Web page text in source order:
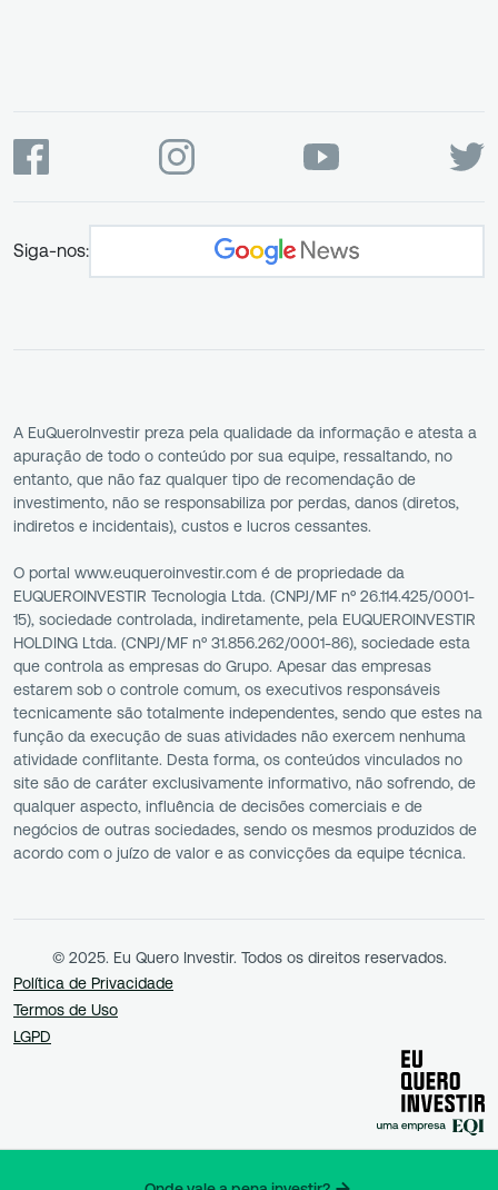
Siga-nos:
A EuQueroInvestir preza pela qualidade da informação e atesta a
apuração de todo o conteúdo por sua equipe, ressaltando, no
entanto, que não faz qualquer tipo de recomendação de
investimento, não se responsabiliza por perdas, danos (diretos,
indiretos e incidentais), custos e lucros cessantes.
O portal www.euqueroinvestir.com é de propriedade da
EUQUEROINVESTIR Tecnologia Ltda. (CNPJ/MF nº 26.114.425/0001-
15), sociedade controlada, indiretamente, pela EUQUEROINVESTIR
HOLDING Ltda. (CNPJ/MF nº 31.856.262/0001-86), sociedade esta
que controla as empresas do Grupo. Apesar das empresas
estarem sob o controle comum, os executivos responsáveis
tecnicamente são totalmente independentes, sendo que estes na
função da execução de suas atividades não exercem nenhuma
atividade conflitante. Desta forma, os conteúdos vinculados no
site são de caráter exclusivamente informativo, não sofrendo, de
qualquer aspecto, influência de decisões comerciais e de
negócios de outras sociedades, sendo os mesmos produzidos de
acordo com o juízo de valor e as convicções da equipe técnica.
© 2025. Eu Quero Investir. Todos os direitos reservados.
Política de Privacidade
Termos de Uso
LGPD